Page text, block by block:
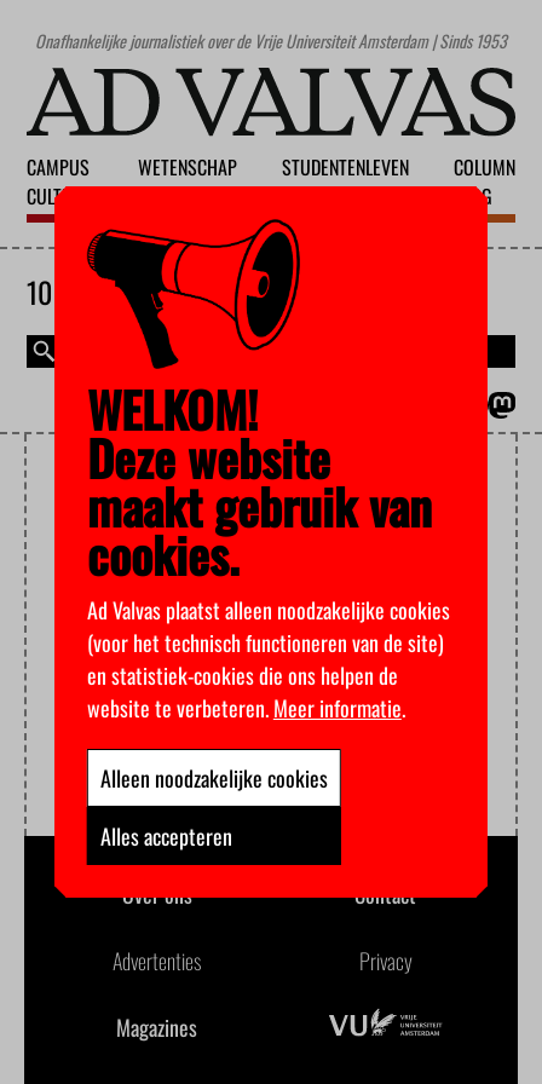
Onafhankelijke journalistiek over de Vrije Universiteit Amsterdam | Sinds 1953
CAMPUS
CULTUUR
WETENSCHAP
STUDENTENLEVEN
COLUMN
BLOG
10 AUGUSTUS 2026
JE SUIS CHARLIE
Over ons Contact
Advertenties Privacy
Magazines
WELKOM!
Deze website
maakt gebruik van
cookies.
Ad Valvas plaatst alleen noodzakelijke cookies
(voor het technisch functioneren van de site)
en statistiek-cookies die ons helpen de
website te verbeteren.Meer informatie.
Alleen noodzakelijke cookies
Alles accepteren